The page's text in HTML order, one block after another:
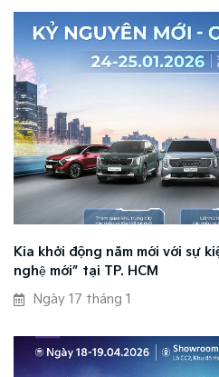
Kia khởi động năm mới với sự
nghệ mới” tại TP. HCM
Ngày 17 tháng 1